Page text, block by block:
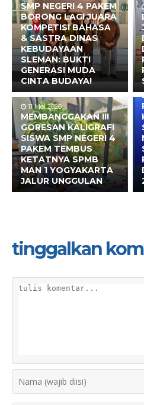
SMP NEGERI 4 PAKEM
BORONG LAGI JUARA
KOMPETISI BAHASA
& SASTRA DINAS
KEBUDAYAAN
SLEMAN: BUKTI
GENERASI MUDA
CINTA BUDAYA!
11 Mei 2026
MEMBANGGAKAN !!!
GORESAN KALIGRAFI
SISWA SMP NEGERI 4
PAKEM TEMBUS
KETATNYA SPMB
MAN 1 YOGYAKARTA
JALUR UNGGULAN
tinggalkan